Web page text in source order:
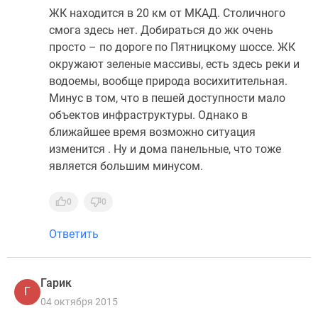
ЖК находится в 20 км от МКАД. Столичного
смога здесь нет. Добираться до жк очень
просто – по дороге по Пятницкому шоссе. ЖК
окружают зеленые массивы, есть здесь реки и
водоемы, вообще природа восихитительная.
Минус в том, что в пешей доступности мало
объектов инфраструктуры. Однако в
ближайшее время возможно ситуация
изменится . Ну и дома панельные, что тоже
является большим минусом.
0 0
Ответить
Г
Гарик
04 октября 2015